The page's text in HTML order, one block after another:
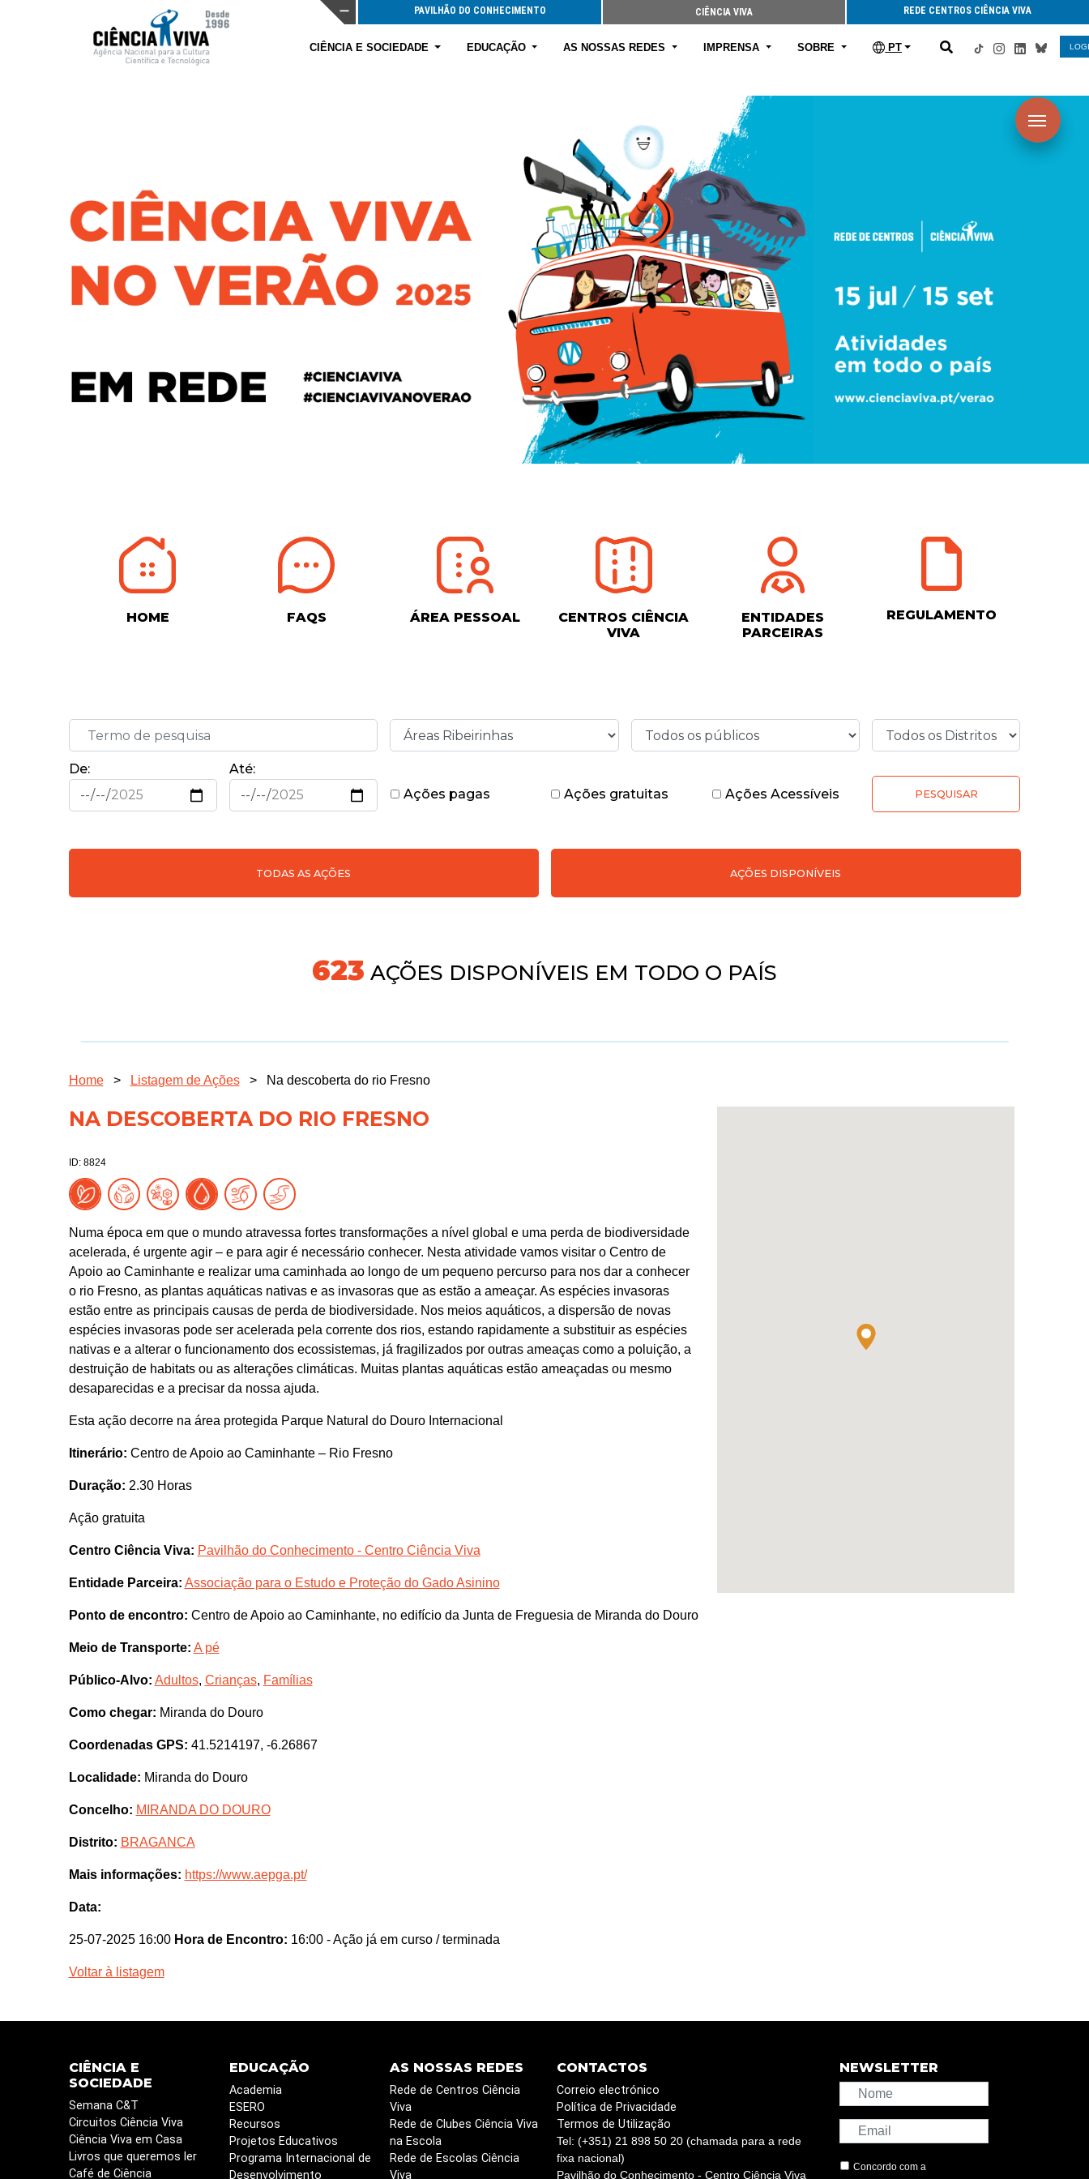
PAVILHÃO DO CONHECIMENTO CIÊNCIA VIVA REDE CENTROS CIÊNCIA VIVA
CIÊNCIA E SOCIEDADE EDUCAÇÃO AS NOSSAS REDES IMPRENSA SOBRE PT
HOME FAQS ÁREA PESSOAL
CENTROS CIÊNCIA
VIVA
ENTIDADES
PARCEIRAS
REGULAMENTO
De:
Até:
Ações pagas
Ações gratuitas Ações Acessíveis PESQUISAR
TODAS AS AÇÕES AÇÕES DISPONÍVEIS
718AÇÕES DISPONÍVEIS EM TODO O PAÍS
Home > Listagem de Ações > Na descoberta do rio Fresno
NA DESCOBERTA DO RIO FRESNO
ID: 8824
Numa época em que o mundo atravessa fortes transformações a nível global e uma perda de biodiversidade
acelerada, é urgente agir – e para agir é necessário conhecer. Nesta atividade vamos visitar o Centro de
Apoio ao Caminhante e realizar uma caminhada ao longo de um pequeno percurso para nos dar a conhecer
o rio Fresno, as plantas aquáticas nativas e as invasoras que as estão a ameaçar. As espécies invasoras
estão entre as principais causas de perda de biodiversidade. Nos meios aquáticos, a dispersão de novas
espécies invasoras pode ser acelerada pela corrente dos rios, estando rapidamente a substituir as espécies
nativas e a alterar o funcionamento dos ecossistemas, já fragilizados por outras ameaças como a poluição, a
destruição de habitats ou as alterações climáticas. Muitas plantas aquáticas estão ameaçadas ou mesmo
desaparecidas e a precisar da nossa ajuda.
Esta ação decorre na área protegida Parque Natural do Douro Internacional
Itinerário: Centro de Apoio ao Caminhante – Rio Fresno
Duração: 2.30 Horas
Ação gratuita
Centro Ciência Viva: Pavilhão do Conhecimento - Centro Ciência Viva
Entidade Parceira: Associação para o Estudo e Proteção do Gado Asinino
Ponto de encontro: Centro de Apoio ao Caminhante, no edifício da Junta de Freguesia de Miranda do Douro
Meio de Transporte: A pé
Público-Alvo: Adultos, Crianças, Famílias
Como chegar: Miranda do Douro
Coordenadas GPS: 41.5214197, -6.26867
Localidade: Miranda do Douro
Concelho: MIRANDA DO DOURO
Distrito: BRAGANCA
Mais informações: https://www.aepga.pt/
Data:
25-07-2025 16:00 Hora de Encontro: 16:00 - Ação já em curso / terminada
Voltar à listagem
CIÊNCIA E
SOCIEDADE
Semana C&T
Circuitos Ciência Viva
Ciência Viva em Casa
Livros que queremos ler
Café de Ciência
EDUCAÇÃO
Academia
ESERO
Recursos
Projetos Educativos
Programa Internacional de
Desenvolvimento
AS NOSSAS REDES
Rede de Centros Ciência
Viva
Rede de Clubes Ciência Viva
na Escola
Rede de Escolas Ciência
Viva
CONTACTOS
Correio electrónico
Política de Privacidade
Termos de Utilização
Tel: (+351) 21 898 50 20 (chamada para a rede
fixa nacional)
Pavilhão do Conhecimento - Centro Ciência Viva
NEWSLETTER
Concordo com a